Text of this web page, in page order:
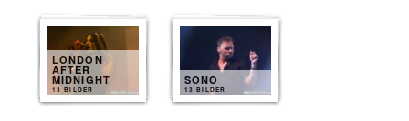
LONDON
AFTER
MIDNIGHT
13 BILDER
SONO
13 BILDER